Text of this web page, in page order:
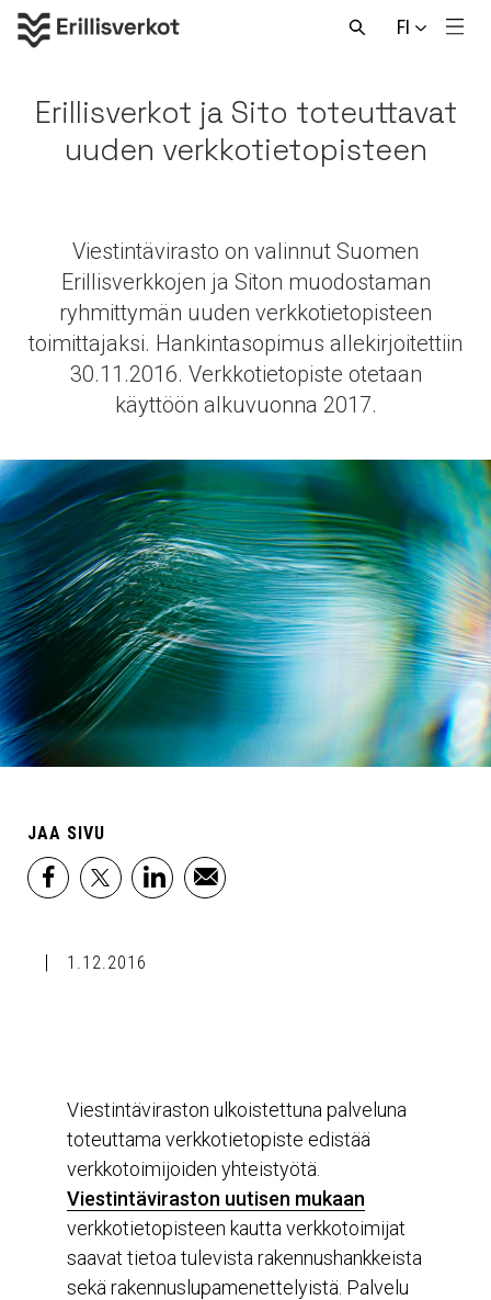
FI
Avaa
Erillisverkot ja Sito toteuttavat
uuden verkkotietopisteen
Viestintävirasto on valinnut Suomen
Erillisverkkojen ja Siton muodostaman
ryhmittymän uuden verkkotietopisteen
toimittajaksi. Hankintasopimus allekirjoitettiin
30.11.2016. Verkkotietopiste otetaan
käyttöön alkuvuonna 2017.
JAA SIVU
facebook
x linkedinemail
1.12.2016
Viestintäviraston ulkoistettuna palveluna
toteuttama verkkotietopiste edistää
verkkotoimijoiden yhteistyötä.
Viestintäviraston uutisen mukaan
verkkotietopisteen kautta verkkotoimijat
saavat tietoa tulevista rakennushankkeista
sekä rakennuslupamenettelyistä. Palvelu